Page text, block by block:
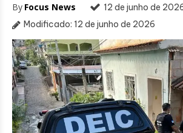
By Focus News
12 de junho de
Modificado: 12 de junho de 2026